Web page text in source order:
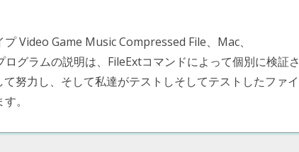
Video Game Music Compressed File、Mac、
グラムの説明は、FileExtコマンドによって個別に検証さ
努力し、そして私達がテストしそしてテストしたファイ
。